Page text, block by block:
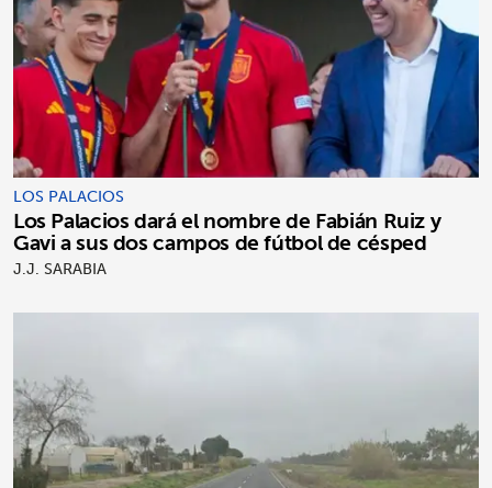
LOS PALACIOS
Los Palacios dará el nombre de Fabián Ruiz y
Gavi a sus dos campos de fútbol de césped
J.J. SARABIA